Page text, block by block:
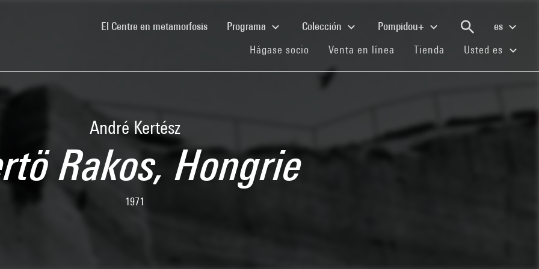
El Centre en metamorfosis(current)Programa Colección Pompidou+
es
Hágase socio (current)
Venta en línea (current)
Tienda (current)
Usted es
André Kertész
Rakos, Hongrie
1971